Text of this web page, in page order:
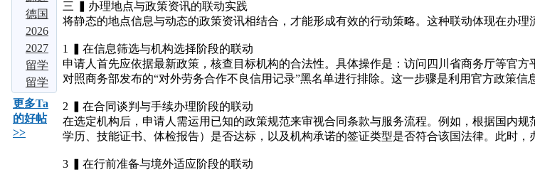
了：
若是
不出
意外
的
话，
2026
年中
别瞎
选！
吃透
这四
大热
门留
学地
区，
3 家
中介
才敢
说！
2026
五大
留学
机构
德国
留学
爆
火！
免学
费、
好留
下，
2026
多国
留学
中介
实测
对
比：5
2027
届留
学必
看：
申请
海外
留学
申请
全流
程：
2026
留学
申
请：3
个背
更多Ta
的好帖
>>
三 ▍办理地点与政策资讯的联动实践
将静态的地点信息与动态的政策资讯相结合，才能形成有效的行动策略。这种联动体现在办理
1 ▍在信息筛选与机构选择阶段的联动
申请人首先应依据最新政策，核查目标机构的合法性。具体操作是：访问四川省商务厅等官
对照商务部发布的“对外劳务合作不良信用记录”黑名单进行排除。这一步骤是利用官方政策信
2 ▍在合同谈判与手续办理阶段的联动
在选定机构后，申请人需运用已知的政策规范来审视合同条款与服务流程。例如，根据国内
学历、技能证书、体检报告）是否达标，以及机构承诺的签证类型是否符合该国法律。此时
3 ▍在行前准备与境外适应阶段的联动